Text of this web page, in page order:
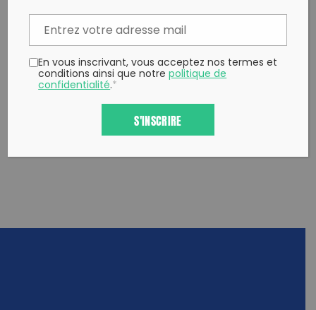
Copy to clipboard
En vous inscrivant, vous acceptez nos termes et
conditions ainsi que notrepolitique de
confidentialité.*
S'INSCRIRE